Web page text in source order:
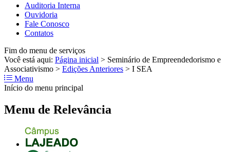
Auditoria Interna
Ouvidoria
Fale Conosco
Contatos
Fim do menu de serviços
Você está aqui: Página inicial > Seminário de Empreendedorismo e
Associativismo > Edições Anteriores > I SEA
Menu
Início do menu principal
Menu de Relevância